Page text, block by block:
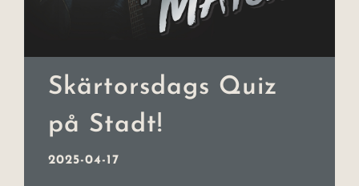
Uppleva
Om hotellet
Kontakt
Skärtorsdags Quiz
på Stadt!
2025-04-17